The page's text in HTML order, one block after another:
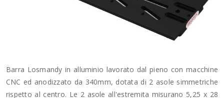
Barra Losmandy in alluminio lavorato dal pieno con macchine
CNC ed anodizzato da 340mm, dotata di 2 asole simmetriche
rispetto al centro. Le 2 asole all'estremita misurano 5,25 x 28